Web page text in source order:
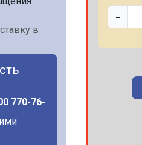
в
770-76-
-